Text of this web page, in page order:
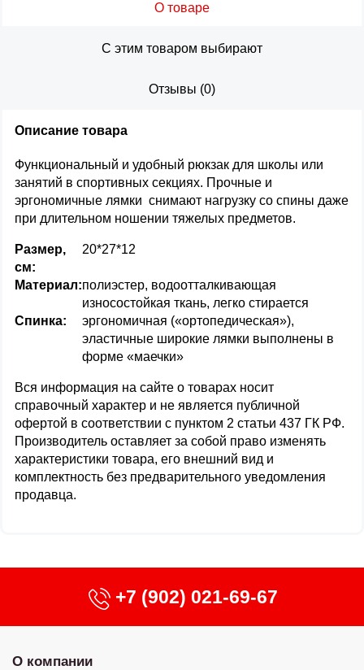
О товаре
С этим товаром выбирают
Отзывы (0)
Описание товара
Функциональный и удобный рюкзак для школы или
занятий в спортивных секциях. Прочные и
эргономичные лямки снимают нагрузку со спины даже
при длительном ношении тяжелых предметов.
Размер,
см:
20*27*12
Материал:полиэстер, водоотталкивающая
износостойкая ткань, легко стирается
Спинка:
эргономичная («ортопедическая»),
эластичные широкие лямки выполнены в
форме «маечки»
Вся информация на сайте о товарах носит
справочный характер и не является публичной
офертой в соответствии с пунктом 2 статьи 437 ГК РФ.
Производитель оставляет за собой право изменять
характеристики товара, его внешний вид и
комплектность без предварительного уведомления
продавца.
+7 (902) 021-69-67
О компании